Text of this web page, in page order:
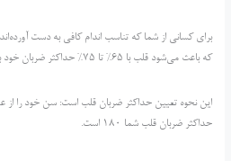
برای کسانی از شما که تناسب اندام کافی به دست
که باعث می‌شود قلب با 65% تا 75% حداکثر ضربان خود به تپش برسد.
حداکثر ضربان قلب شما 180 است.